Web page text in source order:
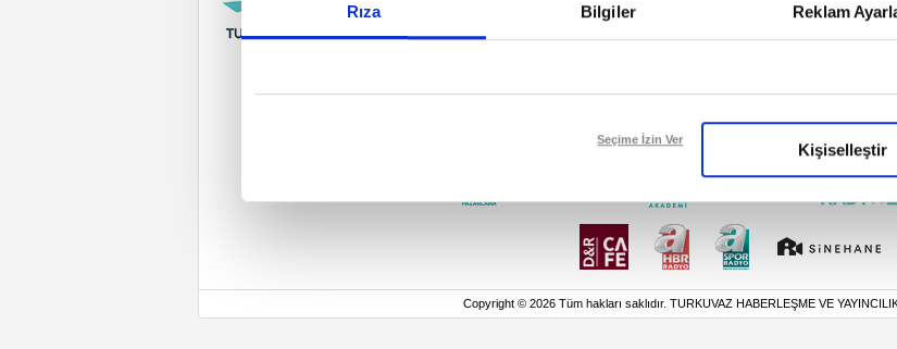
Rıza Bilgiler Reklam
Seçime İzin Ver
Kişiselleştir
Copyright © 2026 Tüm hakları saklıdır. TURKUVAZ HABERLEŞME VE